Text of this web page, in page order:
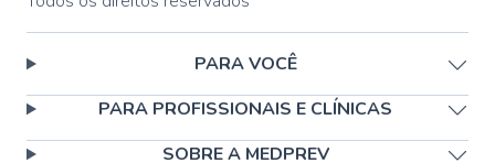
PARA VOCÊ
PARA PROFISSIONAIS E CLÍNICAS
SOBRE A MEDPREV